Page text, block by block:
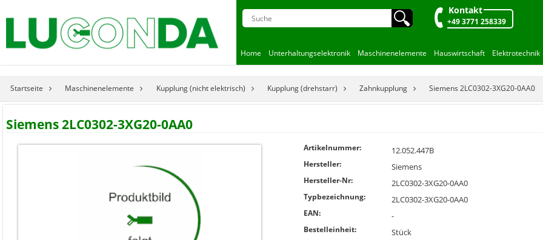
🔍︎ Kontakt
+49 3771 258339
Home Unterhaltungselektronik Maschinenelemente Hauswirtschaft Elektrotechnik
Startseite Maschinenelemente Kupplung (nicht elektrisch) Kupplung (drehstarr) Zahnkupplung Siemens 2LC0302-3XG20-0AA0
Siemens 2LC0302-3XG20-0AA0
Artikelnummer: 12.052.447B
Hersteller: Siemens
Hersteller-Nr: 2LC0302-3XG20-0AA0
Typbezeichnung: 2LC0302-3XG20-0AA0
EAN: -
Bestelleinheit: Stück